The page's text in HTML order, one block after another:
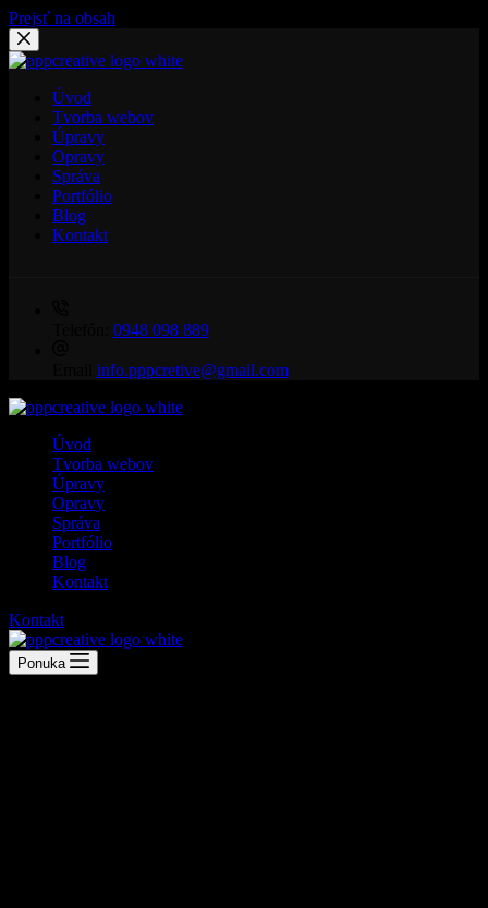
Prejsť na obsah
Úvod
Tvorba webov
Úpravy
Opravy
Správa
Portfólio
Blog
Kontakt
0948 098 889
info.pppcretive@gmail.com
Úvod
Tvorba webov
Úpravy
Opravy
Správa
Portfólio
Blog
Kontakt
Kontakt
Ponuka